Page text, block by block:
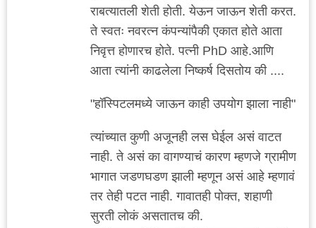
राबत्यातली शेती होती. येऊन जाऊन शेती करत.
ते स्वतः नवरत्न कंपन्यांपैकी एकात होते आता
निवृत्त होणारच होते. पत्नी PhD आहे.आणि
आता त्यांनी काढलेला निष्कर्ष दिसतोय की ....
"हॉस्पिटलमध्ये जाऊन काही उपयोग झाला नाही"
त्यांच्यात कुणी अजूनही लस घेईल असं वाटत
नाही. ते असं का वागण्याचं कारण म्हणजे ग्रामीण
भागात जडणघडण झाली म्हणून असं आहे म्हणावं
तर तेही पटत नाही. गावातही पोक्त, शहाणी
सुरती लोकं असतातच की.